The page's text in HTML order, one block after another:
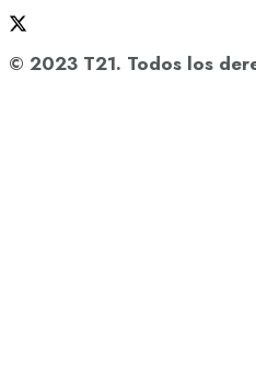
© 2023 T21. Todos los